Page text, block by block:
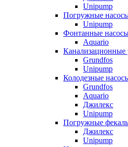
Unipump
Погружные
Unipump
Фонтанные
Aquario
Канализационные
Grundfos
Unipump
Колодезные
Grundfos
Aquario
Джилекс
Unipump
Погружные
Джилекс
Unipump